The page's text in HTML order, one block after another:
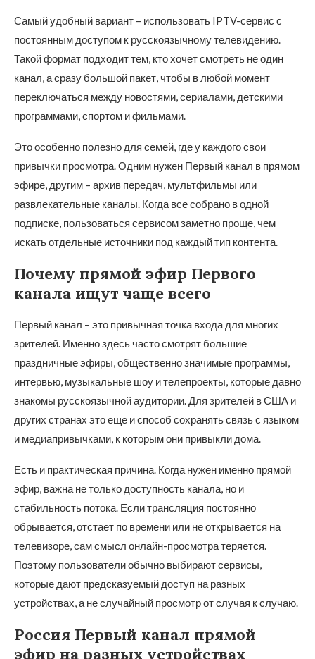
Самый удобный вариант – использовать IPTV-сервис с
постоянным доступом к русскоязычному телевидению.
Такой формат подходит тем, кто хочет смотреть не один
канал, а сразу большой пакет, чтобы в любой момент
переключаться между новостями, сериалами, детскими
программами, спортом и фильмами.
Это особенно полезно для семей, где у каждого свои
привычки просмотра. Одним нужен Первый канал в прямом
эфире, другим – архив передач, мультфильмы или
развлекательные каналы. Когда все собрано в одной
подписке, пользоваться сервисом заметно проще, чем
искать отдельные источники под каждый тип контента.
Почему прямой эфир Первого
канала ищут чаще всего
Первый канал – это привычная точка входа для многих
зрителей. Именно здесь часто смотрят большие
праздничные эфиры, общественно значимые программы,
интервью, музыкальные шоу и телепроекты, которые давно
знакомы русскоязычной аудитории. Для зрителей в США и
других странах это еще и способ сохранять связь с языком
и медиапривычками, к которым они привыкли дома.
Есть и практическая причина. Когда нужен именно прямой
эфир, важна не только доступность канала, но и
стабильность потока. Если трансляция постоянно
обрывается, отстает по времени или не открывается на
телевизоре, сам смысл онлайн-просмотра теряется.
Поэтому пользователи обычно выбирают сервисы,
которые дают предсказуемый доступ на разных
устройствах, а не случайный просмотр от случая к случаю.
Россия Первый канал прямой
эфир на разных устройствах